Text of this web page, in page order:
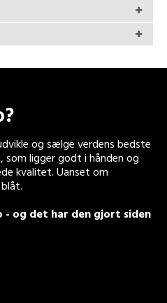
og sælge verdens bedste
ligger godt i hånden og
kvalitet. Uanset om
- og det har den gjort siden